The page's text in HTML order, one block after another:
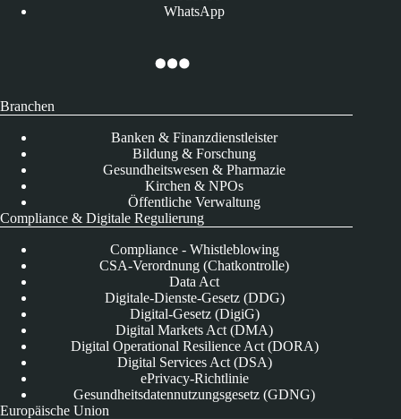
WhatsApp
Branchen
Banken & Finanzdienstleister
Bildung & Forschung
Gesundheitswesen & Pharmazie
Kirchen & NPOs
Öffentliche Verwaltung
Compliance & Digitale Regulierung
Compliance - Whistleblowing
CSA-Verordnung (Chatkontrolle)
Data Act
Digitale-Dienste-Gesetz (DDG)
Digital-Gesetz (DigiG)
Digital Markets Act (DMA)
Digital Operational Resilience Act (DORA)
Digital Services Act (DSA)
ePrivacy-Richtlinie
Gesundheitsdatennutzungsgesetz (GDNG)
Europäische Union